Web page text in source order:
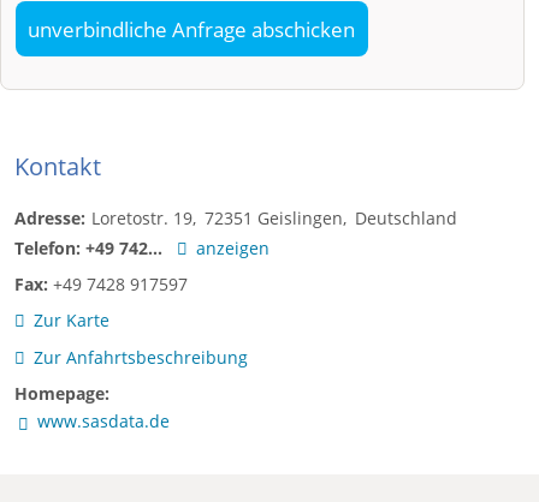
unverbindliche Anfrage abschicken
Kontakt
Adresse: Loretostr. 19 72351 Geislingen
Deutschland
Telefon: +49 742...
anzeigen
Fax: +49 7428 917597
Zur Karte
Zur Anfahrtsbeschreibung
Homepage:
www.sasdata.de